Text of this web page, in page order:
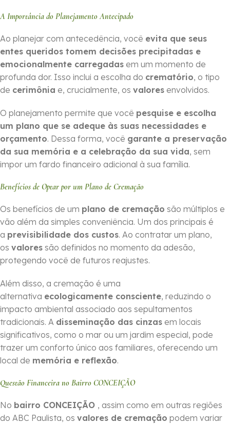
A Importância do Planejamento Antecipado
Ao planejar com antecedência, você evita que seus
entes queridos tomem decisões precipitadas e
emocionalmente carregadas em um momento de
profunda dor. Isso inclui a escolha do crematório, o tipo
de cerimônia e, crucialmente, os valores envolvidos.
O planejamento permite que você pesquise e escolha
um plano que se adeque às suas necessidades e
orçamento. Dessa forma, você garante a preservação
da sua memória e a celebração da sua vida, sem
impor um fardo financeiro adicional à sua família.
Benefícios de Optar por um Plano de Cremação
Os benefícios de um plano de cremação são múltiplos e
vão além da simples conveniência. Um dos principais é
a previsibilidade dos custos. Ao contratar um plano,
os valores são definidos no momento da adesão,
protegendo você de futuros reajustes.
Além disso, a cremação é uma
alternativa ecologicamente consciente, reduzindo o
impacto ambiental associado aos sepultamentos
tradicionais. A disseminação das cinzas em locais
significativos, como o mar ou um jardim especial, pode
trazer um conforto único aos familiares, oferecendo um
local de memória e reflexão.
Questão Financeira no Bairro CONCEIÇÃO
No bairro CONCEIÇÃO , assim como em outras regiões
do ABC Paulista, os valores de cremação podem variar